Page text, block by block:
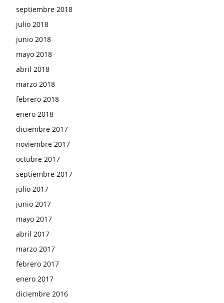
septiembre 2018
julio 2018
junio 2018
mayo 2018
abril 2018
marzo 2018
febrero 2018
enero 2018
diciembre 2017
noviembre 2017
octubre 2017
septiembre 2017
julio 2017
junio 2017
mayo 2017
abril 2017
marzo 2017
febrero 2017
enero 2017
diciembre 2016